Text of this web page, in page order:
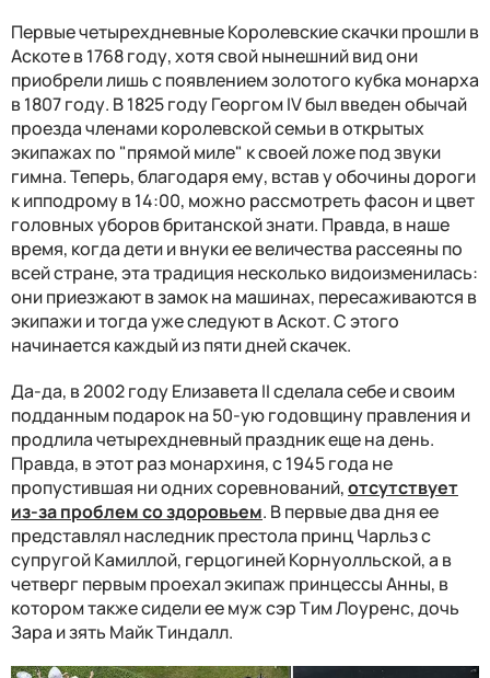
Первые четырехдневные Королевские скачки прошли в
Аскоте в 1768 году, хотя свой нынешний вид они
приобрели лишь с появлением золотого кубка монарха
в 1807 году. В 1825 году Георгом IV был введен обычай
проезда членами королевской семьи в открытых
экипажах по "прямой миле" к своей ложе под звуки
гимна. Теперь, благодаря ему, встав у обочины дороги
к ипподрому в 14:00, можно рассмотреть фасон и цвет
головных уборов британской знати. Правда, в наше
время, когда дети и внуки ее величества рассеяны по
всей стране, эта традиция несколько видоизменилась:
они приезжают в замок на машинах, пересаживаются в
экипажи и тогда уже следуют в Аскот. С этого
начинается каждый из пяти дней скачек.
Да-да, в 2002 году Елизавета II сделала себе и своим
подданным подарок на 50-ую годовщину правления и
продлила четырехдневный праздник еще на день.
Правда, в этот раз монархиня, с 1945 года не
пропустившая ни одних соревнований,отсутствует
из-за проблем со здоровьем. В первые два дня ее
представлял наследник престола принц Чарльз с
супругой Камиллой, герцогиней Корнуолльской, а в
четверг первым проехал экипаж принцессы Анны, в
котором также сидели ее муж сэр Тим Лоуренс, дочь
Зара и зять Майк Тиндалл.